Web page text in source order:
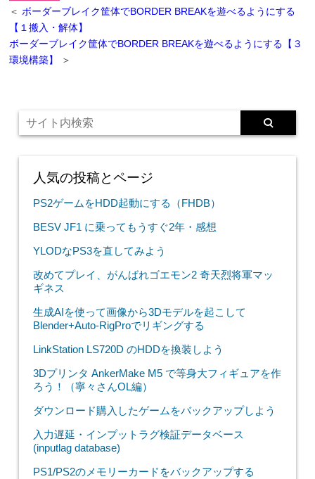
＜ボーダーブレイク筐体でBORDER BREAKを遊べるようにする
【１搬入・解体】
ボーダーブレイク筐体でBORDER BREAKを遊べるようにする【３
環境構築】
＞
人気の投稿とページ
PS2ゲームをHDD起動にする（FHDB）
BESV JF1 に乗ってもうすぐ2年・感想
YLODなPS3を直してみよう
改めてプレイ、がんばれゴエモン2 奇天烈将軍マッ
ギネス
生成AIを使って画像から3Dモデルを起こして
Blender+Auto-RigProでリギングする
LinkStation LS720D のHDDを換装しよう
3Dプリンタ AnkerMake M5 で等身大フィギュアを作
ろう！（寧々さんOL編）
ダウンロード購入したゲームをバックアップしよう
入力遅延・インプットラグ検証データベース
(inputlag database)
PS1/PS2のメモリーカードをバックアップする